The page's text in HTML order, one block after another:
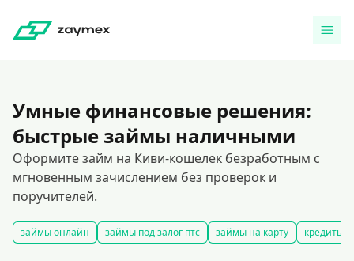
Умные финансовые решения:
быстрые займы наличными
Оформите займ на Киви-кошелек безработным с
мгновенным зачислением без проверок и
поручителей.
займы онлайн займы под залог птс займы на карту кредиты и